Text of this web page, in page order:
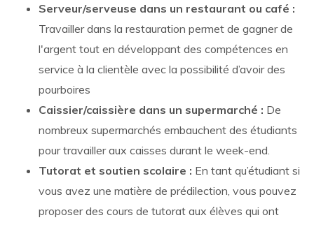
Serveur/serveuse dans un restaurant ou café :
Travailler dans la restauration permet de gagner de
l'argent tout en développant des compétences en
service à la clientèle avec la possibilité d’avoir des
pourboires
Caissier/caissière dans un supermarché : De
nombreux supermarchés embauchent des étudiants
pour travailler aux caisses durant le week-end.
Tutorat et soutien scolaire : En tant qu’étudiant si
vous avez une matière de prédilection, vous pouvez
proposer des cours de tutorat aux élèves qui ont